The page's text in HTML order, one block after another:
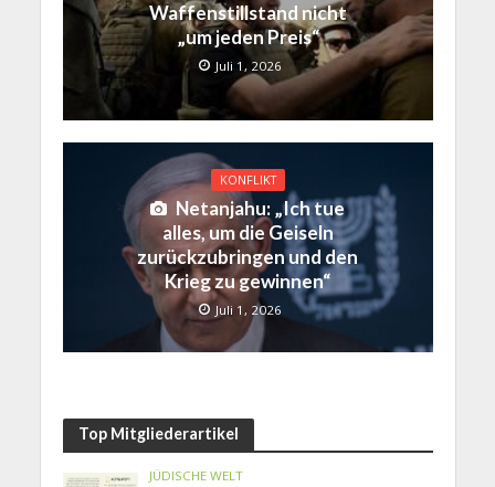
Waffenstillstand nicht
„um jeden Preis“
Juli 1, 2026
KONFLIKT
Netanjahu: „Ich tue
alles, um die Geiseln
zurückzubringen und den
Krieg zu gewinnen“
Juli 1, 2026
Top Mitgliederartikel
JÜDISCHE WELT